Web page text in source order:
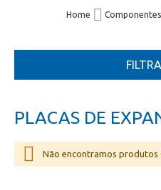
Home Componentes
PLACAS DE
Não encontramos produtos